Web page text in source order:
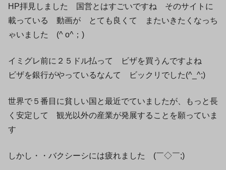
HP拝見しました 国営とはすごいですね そのサイトに
載っている 動画が とても良くて またいきたくなっち
ゃいました (^ o^；)ゞ
イミグレ前に２５ドル払って ビザを買うんですよね
ビザを銀行がやっているなんて ビックリでした(^_^;)
世界で５番目に貧しい国と最近でていましたが、もっと長
く安定して 観光以外の産業が発展することを願っていま
す
しかし・・バクシーシには疲れました (￣◇￣;)